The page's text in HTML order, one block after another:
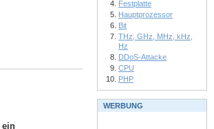
ein
Festplatte
Hauptprozessor
Bit
THz, GHz, MHz, kHz,
Hz
DDoS-Attacke
CPU
PHP
WERBUNG